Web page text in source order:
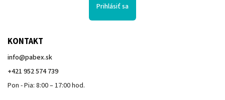
Prihlásiť sa
KONTAKT
info@pabex.sk
+421 952 574 739
Pon - Pia: 8:00 – 17:00 hod.